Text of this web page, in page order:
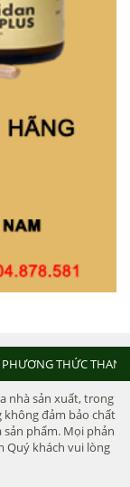
PHƯƠNG THỨC
nhà sản xuất, trong
không đảm bảo chất
sản phẩm. Mọi phản
Quý khách vui lòng